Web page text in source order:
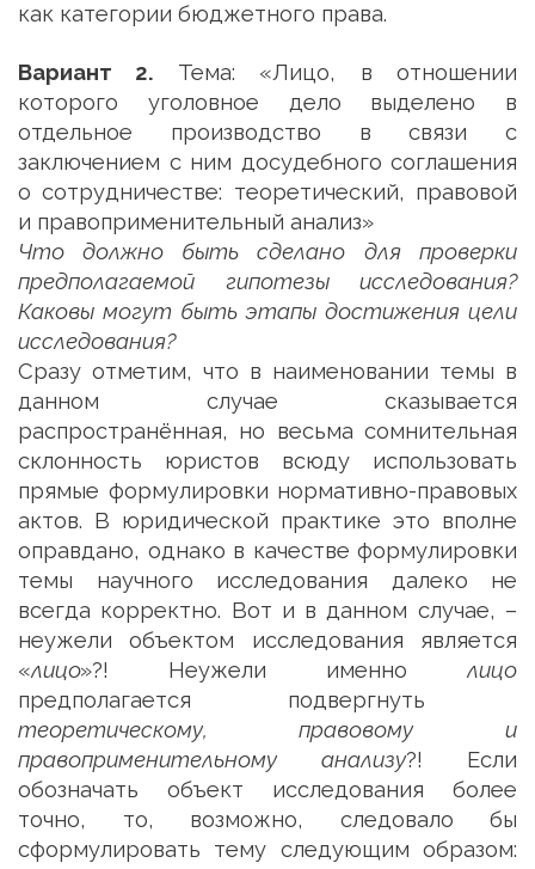
как категории бюджетного права.
Вариант 2. Тема: «Лицо, в отношении
которого уголовное дело выделено в
отдельное производство в связи с
заключением с ним досудебного соглашения
о сотрудничестве: теоретический, правовой
и правоприменительный анализ»
Что должно быть сделано для проверки
предполагаемой гипотезы исследования?
Каковы могут быть этапы достижения цели
исследования?
Сразу отметим, что в наименовании темы в
данном случае сказывается
распространённая, но весьма сомнительная
склонность юристов всюду использовать
прямые формулировки нормативно-правовых
актов. В юридической практике это вполне
оправдано, однако в качестве формулировки
темы научного исследования далеко не
всегда корректно. Вот и в данном случае, –
неужели объектом исследования является
«лицо»?! Неужели именнолицо
предполагается подвергнуть
теоретическому, правовому и
правоприменительному анализу?! Если
обозначать объект исследования более
точно, то, возможно, следовало бы
сформулировать тему следующим образом: